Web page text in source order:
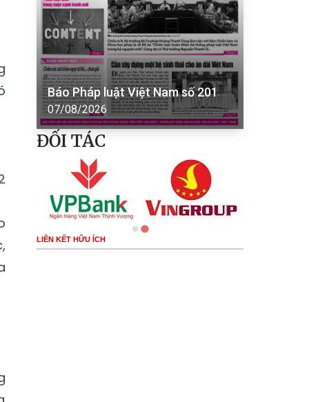
Báo Pháp luật Việt Nam số 201
07/08/2026
ĐỐI TÁC
LIÊN KẾT HỮU ÍCH